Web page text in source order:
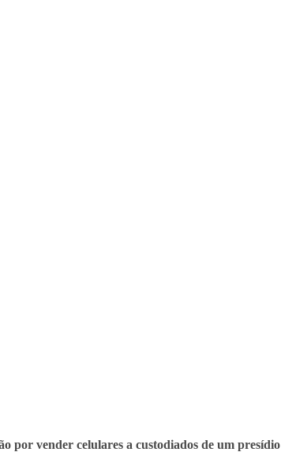
por vender celulares a custodiados de um presídio